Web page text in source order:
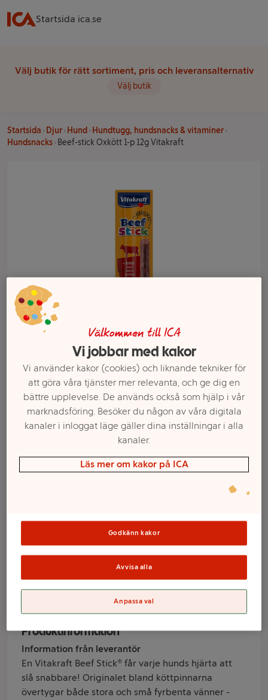
Startsida ica.se
Välj butik för rätt sortiment, pris och leveransalternativ
Välj butik
Startsida Djur Hund
Hundtugg, hundsnacks & vitaminer
Hundsnacks Beef-stick Oxkött 1-p 12g Vitakraft
Beef-stick Oxkött
1-p 12g Vitakraft
Varumärke
Produktinformation
Information från leverantör
En Vitakraft Beef Stick® får varje hunds hjärta att
slå snabbare! Originalet bland köttpinnarna
övertygar både stora och små fyrbenta vänner -
Välj butik och handla
Välkommen till ICA
Vi jobbar med kakor
Vi använder kakor (cookies) och liknande tekniker för
att göra våra tjänster mer relevanta, och ge dig en
bättre upplevelse. De används också som hjälp i vår
marknadsföring. Besöker du någon av våra digitala
kanaler i inloggat läge gäller dina inställningar i alla
kanaler.
Läs mer om kakor på ICA
Godkänn kakor
Avvisa alla
Anpassa val